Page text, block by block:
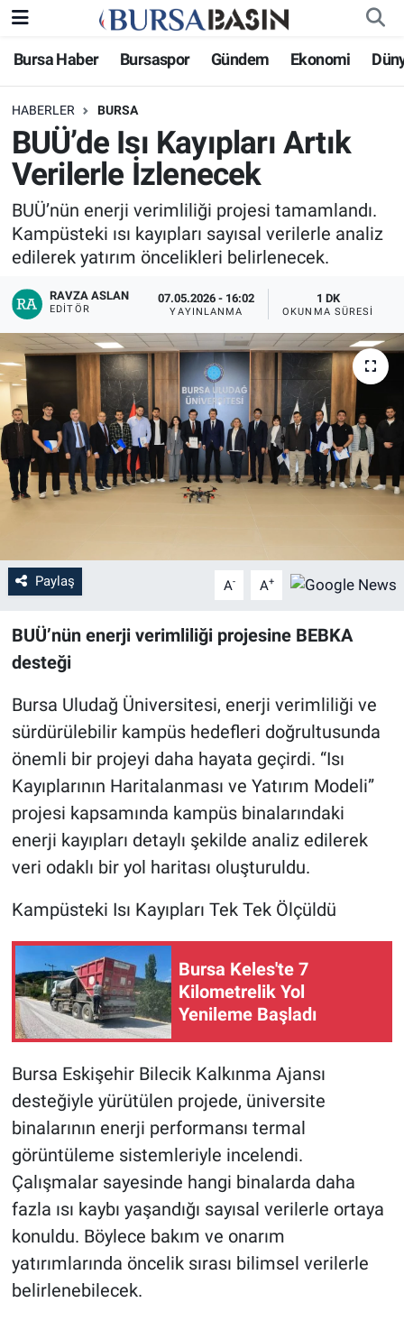
Bursa Haber Bursaspor Gündem Ekonomi
HABERLER BURSA
BUÜ’de Isı Kayıpları Artık
Verilerle İzlenecek
BUÜ’nün enerji verimliliği projesi tamamlandı.
Kampüsteki ısı kayıpları sayısal verilerle analiz
edilerek yatırım öncelikleri belirlenecek.
RAVZA ASLAN
EDITÖR
07.05.2026 - 16:02
YAYINLANMA
1 DK
OKUNMA SÜRESI
Paylaş A- A+
BUÜ’nün enerji verimliliği projesine BEBKA
desteği
Bursa Uludağ Üniversitesi, enerji verimliliği ve
sürdürülebilir kampüs hedefleri doğrultusunda
önemli bir projeyi daha hayata geçirdi. “Isı
Kayıplarının Haritalanması ve Yatırım Modeli”
projesi kapsamında kampüs binalarındaki
enerji kayıpları detaylı şekilde analiz edilerek
veri odaklı bir yol haritası oluşturuldu.
Kampüsteki Isı Kayıpları Tek Tek Ölçüldü
Bursa Keles'te 7
Kilometrelik Yol
Yenileme Başladı
Bursa Eskişehir Bilecik Kalkınma Ajansı
desteğiyle yürütülen projede, üniversite
binalarının enerji performansı termal
görüntüleme sistemleriyle incelendi.
Çalışmalar sayesinde hangi binalarda daha
fazla ısı kaybı yaşandığı sayısal verilerle ortaya
konuldu. Böylece bakım ve onarım
yatırımlarında öncelik sırası bilimsel verilerle
belirlenebilecek.
Bursa Haber
Genel
Politika
Bilim, Teknoloji
KÜLTÜR-SANAT
Yerel
Bursaspor
Gündem
Sağlık
Eğitim
Dünya
Magazin
Siyaset
Yaşam
Spor
Nöbetçi Eczaneler
Bursa Nöbetçi Eczaneler
Bursa Hava Durumu
Bursa Namaz Vakitleri
Bursa Trafik Yoğunluk Haritası
Süper Lig Puan Durumu ve Fikstür
Tüm Manşetler
Son Dakika Haberleri
Haber Arşivi